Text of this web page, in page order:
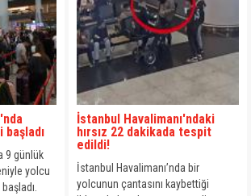
pist
ilk meydan
9 günlük
yolcu
İstanbul Havalimanı'ndaki
hırsız 22 dakikada tespit
edildi!
İstanbul Havalimanı’nda bir
yolcunun çantasını kaybettiği